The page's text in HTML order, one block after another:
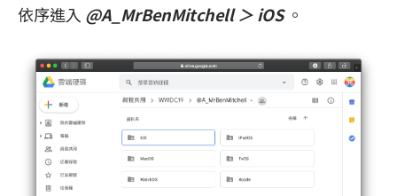
依序進入 @A_MrBenMitchell ＞ iOS 。